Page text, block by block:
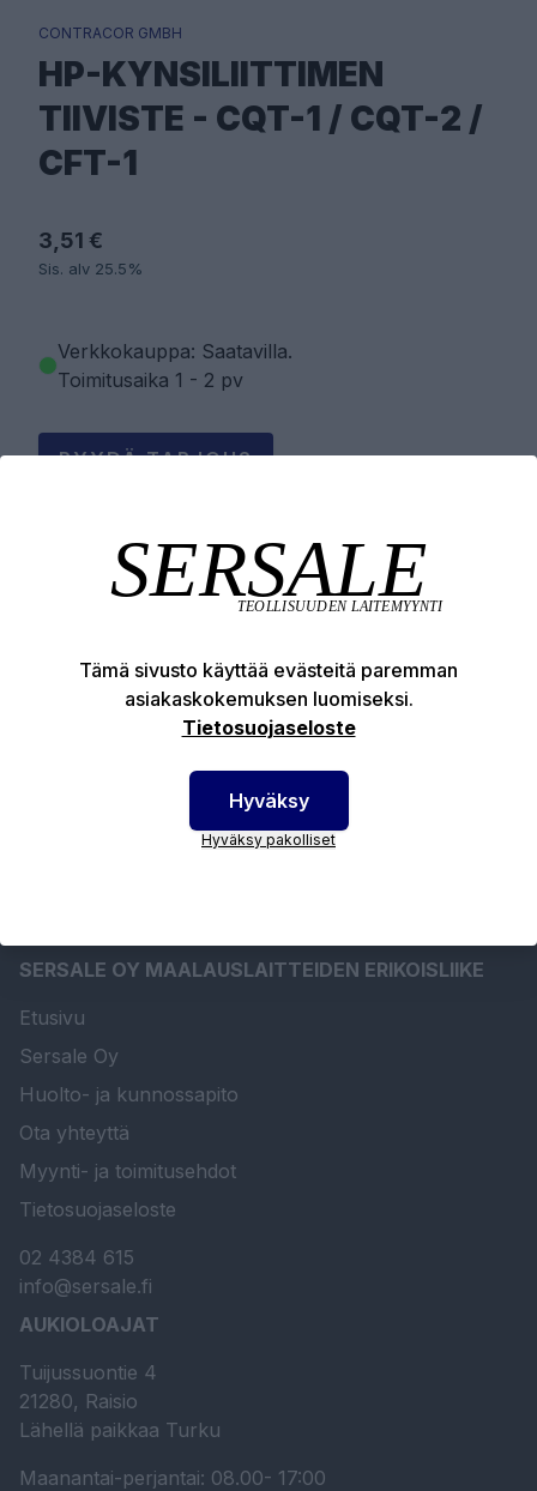
CONTRACOR GMBH
HP-KYNSILIITTIMEN
TIIVISTE - CQT-1 / CQT-2 /
CFT-1
3,51 €
Sis. alv 25.5%
Verkkokauppa: Saatavilla.
Toimitusaika 1 - 2 pv
PYYDÄ TARJOUS
LISÄÄ OSTOSKORIIN
Tuotekuvaus
SERSALE OY MAALAUSLAITTEIDEN ERIKOISLIIKE
Etusivu
Sersale Oy
Huolto- ja kunnossapito
Ota yhteyttä
Myynti- ja toimitusehdot
Tietosuojaseloste
02 4384 615
info@sersale.fi
AUKIOLOAJAT
Tuijussuontie 4
21280, Raisio
Lähellä paikkaa Turku
Maanantai-perjantai: 08.00- 17:00
Tämä sivusto käyttää evästeitä paremman
asiakaskokemuksen luomiseksi.
Tietosuojaseloste
Hyväksy
Hyväksy pakolliset